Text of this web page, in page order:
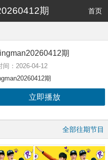
期 首页
期
间：2026-04-12
期
立即播放
全部往期节目